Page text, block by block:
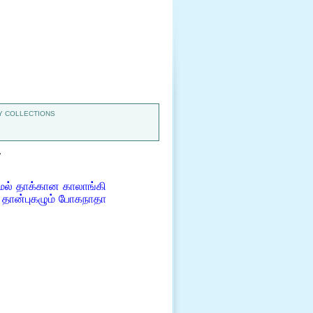
COLLECTIONS
தாக்கான காலாங்கி
போகநாதா